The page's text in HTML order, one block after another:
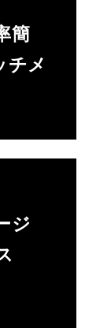
簡
チメ
ジ